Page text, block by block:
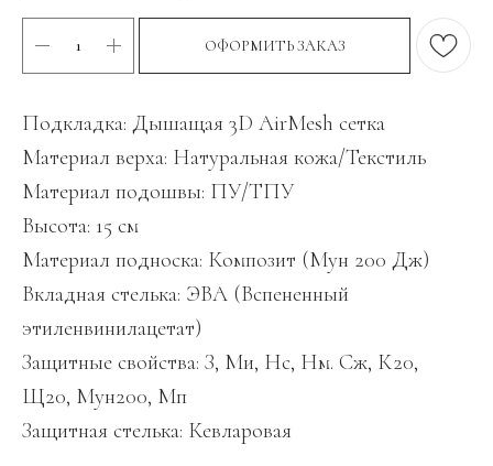
ОФОРМИТЬ ЗАКАЗ
Подкладка: Дышащая 3D AirMesh сетка
Материал верха: Натуральная кожа/Текстиль
Материал подошвы: ПУ/ТПУ
Высота: 15 см
Материал подноска: Композит (Мун 200 Дж)
Вкладная стелька: ЭВА (Вспененный
этиленвинилацетат)
Защитные свойства: З, Ми, Нс, Нм. Сж, К20,
Щ20, Мун200, Мп
Защитная стелька: Кевларовая